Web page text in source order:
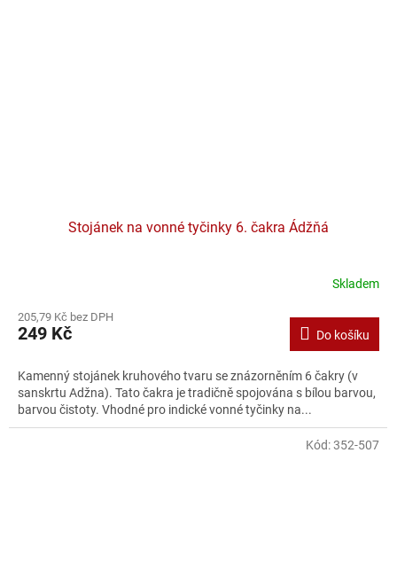
Stojánek na vonné tyčinky 6. čakra Ádžňá
Skladem
205,79 Kč bez DPH
249 Kč Do košíku
Kamenný stojánek kruhového tvaru se znázorněním 6 čakry (v
sanskrtu Adžna). Tato čakra je tradičně spojována s bílou barvou,
barvou čistoty. Vhodné pro indické vonné tyčinky na...
Kód:352-507